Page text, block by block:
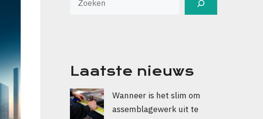
Laatste nieuws
Wanneer is het slim om
assemblagewerk uit te